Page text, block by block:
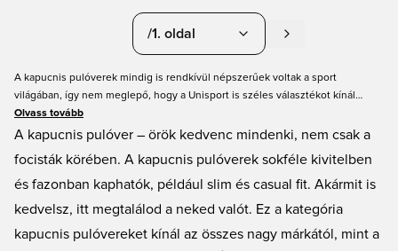
/1. oldal
A kapucnis pulóverek mindig is rendkívül népszerűek voltak a sport
világában, így nem meglepő, hogy a Unisport is széles választékot kínál
belőlük. Megtalálhatod őket mindenféle színben, modellben és méretben – a
Nike Tech Fleece-től az adidas Originals-ig, és még számos más márkától. Így
Olvass tovább
A kapucnis pulóver – örök kedvenc mindenki, nem csak a
focisták körében. A kapucnis pulóverek sokféle kivitelben
és fazonban kaphatók, például slim és casual fit. Akármit is
kedvelsz, itt megtalálod a neked valót. Ez a kategória
kapucnis pulóvereket kínál az összes nagy márkától, mint a